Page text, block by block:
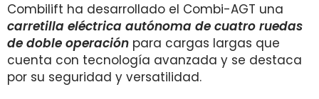
Combilift ha desarrollado el Combi-AGT una
carretilla eléctrica autónoma de cuatro ruedas
de doble operación para cargas largas que
cuenta con tecnología avanzada y se destaca
por su seguridad y versatilidad.